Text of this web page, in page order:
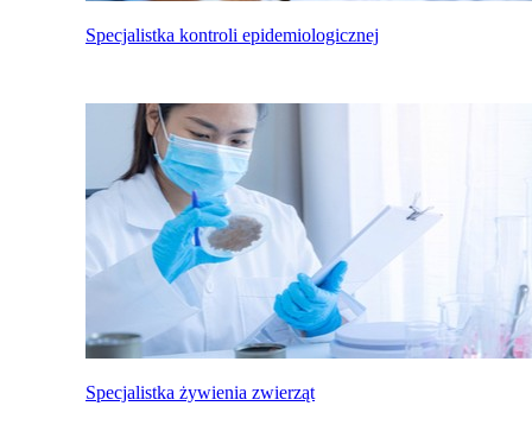
Specjalistka kontroli epidemiologicznej
Specjalistka żywienia zwierząt